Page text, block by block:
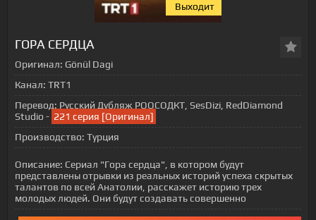
Выходит
ГОРА СЕРДЦА
Оригинал: Gönül Dagi
Канал: TRT1
Перевод: Русский Дубляж РООСОДКТ, SesDizi, RedDiamond
Studio - 221 серия [Оригинал]
Производство: Турция
Описание: Сериал "Гора сердца", в котором будут
представлены отрывки из реальных историй успеха скрытых
талантов по всей Анатолии, расскажет историю трех
молодых людей. Они будут создавать совершенно